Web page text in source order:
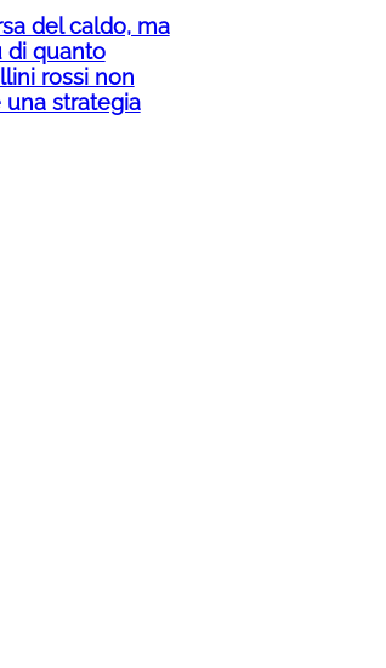
del caldo, ma
di quanto
rossi non
una strategia